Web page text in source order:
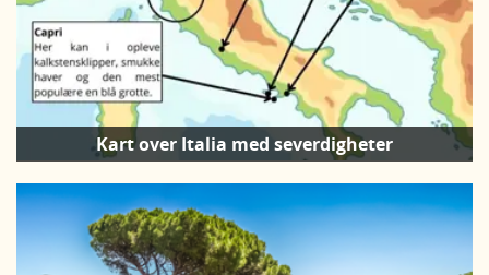
Kart over Italia med severdigheter